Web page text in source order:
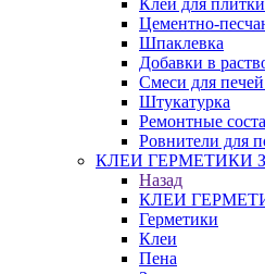
Клей для плитки
Цементно-
Шпаклевка
Добавки в
Смеси для
Штукатурка
Ремонтные
Ровнители для
КЛЕИ ГЕРМЕТИКИ
Назад
КЛЕИ
Герметики
Клеи
Пена